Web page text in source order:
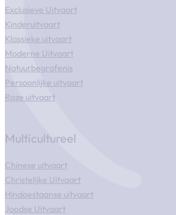
Exclusieve Uitvaart
Kinderuitvaart
Klassieke uitvaart
Moderne Uitvaart
Natuurbegrafenis
Persoonlijke uitvaart
Roze uitvaart
Multicultureel
Chinese uitvaart
Christelijke Uitvaart
Hindoestaanse uitvaart
Joodse Uitvaart